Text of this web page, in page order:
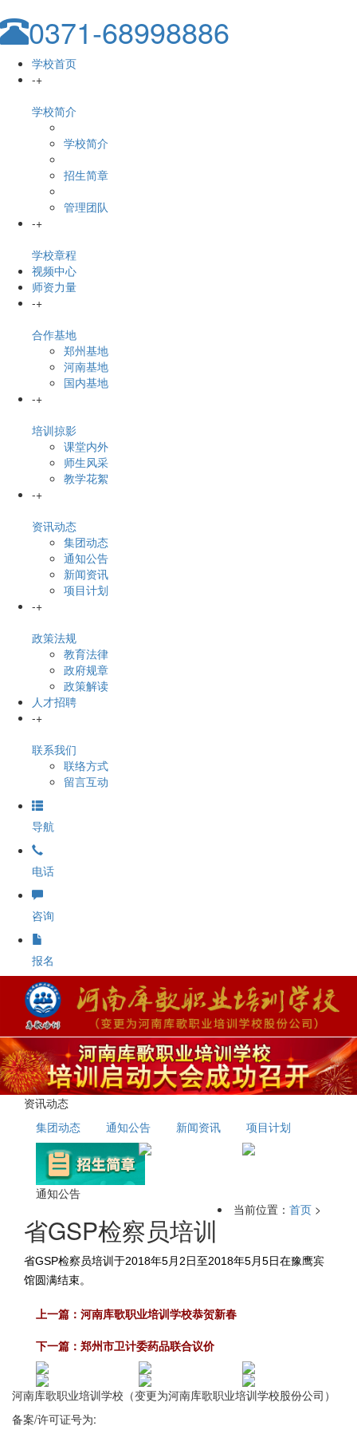
0371-68998886
学校首页
-+
学校简介
学校简介
招生简章
管理团队
-+
学校章程
视频中心
师资力量
-+
合作基地
郑州基地
河南基地
国内基地
-+
培训掠影
课堂内外
师生风采
教学花絮
-+
资讯动态
集团动态
通知公告
新闻资讯
项目计划
-+
政策法规
教育法律
政府规章
政策解读
人才招聘
-+
联系我们
联络方式
留言互动
导航
电话
咨询
报名
资讯动态
集团动态
通知公告 新闻资讯 项目计划
通知公告
当前位置： 首页 >
省GSP检察员培训
省GSP检察员培训于2018年5月2日至2018年5月5日在豫鹰宾
馆圆满结束。
上一篇： 河南库歌职业培训学校恭贺新春
下一篇： 郑州市卫计委药品联合议价
河南库歌职业培训学校（变更为河南库歌职业培训学校股份公司 ）
备案/许可证号为: